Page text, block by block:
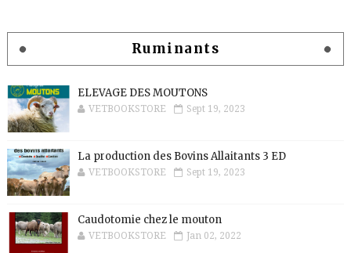
Ruminants
ELEVAGE DES MOUTONS
VETBOOKSTORE Sept 19, 2023
La production des Bovins Allaitants 3 ED
VETBOOKSTORE Sept 19, 2023
Caudotomie chez le mouton
VETBOOKSTORE Jan 02, 2022